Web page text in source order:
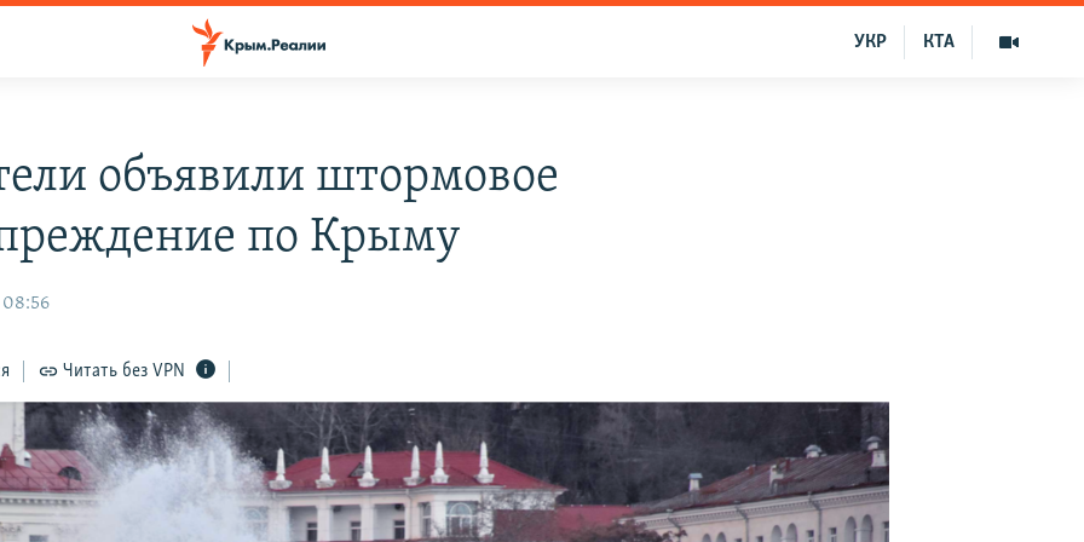
КТА
УКР
объявили штормовое
по Крыму
08:56
Читать без VPN